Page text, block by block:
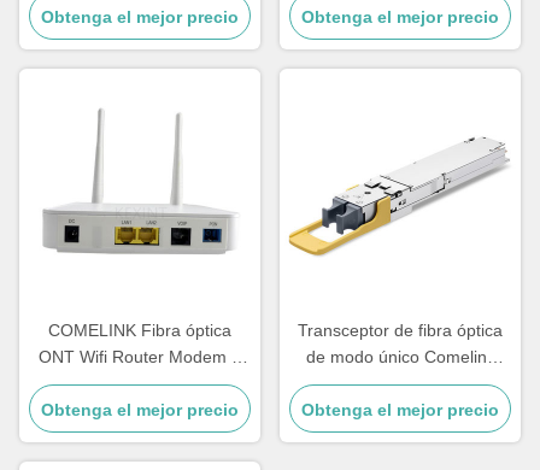
2.4G&5.8G Wireless Onu
Obtenga el mejor precio
OSFP Flat Top PAM4
1310nm 2km Duplex
LC/UPC SMF
Obtenga el mejor precio
COMELINK Fibra óptica
ONT Wifi Router Modem 1
GE 1 FE 1 POT 2 LAN Gpon
ONU
Obtenga el mejor precio
Transceptor de fibra óptica
de modo único Comelink
MMS4A00 hasta 17 a 500m
1600Gbps 1.6T 2xDR4 Twin-
port OSFP 2xMPO 1310nm
Obtenga el mejor precio